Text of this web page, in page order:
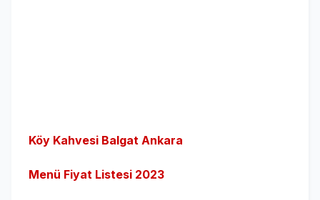
Köy Kahvesi Balgat Ankara
Menü Fiyat Listesi 2023